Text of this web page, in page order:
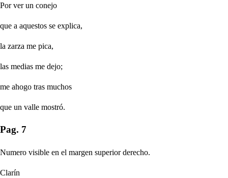
Por ver un conejo
que a aquestos se explica,
la zarza me pica,
las medias me dejo;
me ahogo tras muchos
que un valle mostró.
Pag. 7
Numero visible en el margen superior derecho.
Clarín